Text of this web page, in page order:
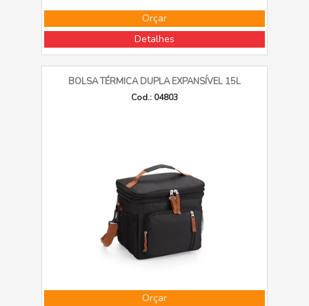
Orçar
Detalhes
BOLSA TÉRMICA DUPLA EXPANSÍVEL 15L
Cod.: 04803
Orçar